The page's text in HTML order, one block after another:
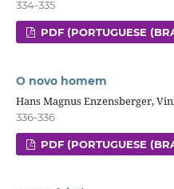
334-335
PDF (PORTUGUESE
O novo homem
Hans Magnus Enzensberger,
336-336
PDF (PORTUGUESE